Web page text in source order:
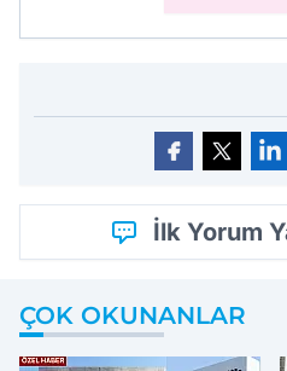
İlk Yorum
ÇOK OKUNANLAR